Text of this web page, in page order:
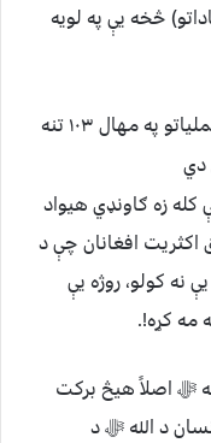
څخه یې په لویه
په ۲۶ ولایتونو کې د ۵۲ عملیاتو په مهال ۱۰۳ تنه
زه ګاونډي هیواد
اکثریت افغانان چې د
نه کولو، روژه یې
مه کړه!.
ﷻ اصلاً هیڅ برکت
د الله ﷻ د